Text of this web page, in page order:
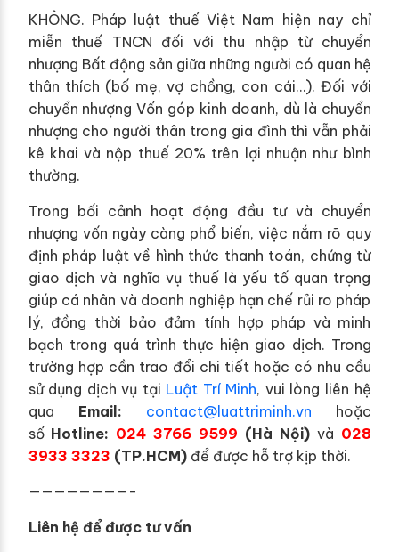
KHÔNG. Pháp luật thuế Việt Nam hiện nay chỉ
miễn thuế TNCN đối với thu nhập từ chuyển
nhượng Bất động sản giữa những người có quan hệ
thân thích (bố mẹ, vợ chồng, con cái…). Đối với
chuyển nhượng Vốn góp kinh doanh, dù là chuyển
nhượng cho người thân trong gia đình thì vẫn phải
kê khai và nộp thuế 20% trên lợi nhuận như bình
thường.
Trong bối cảnh hoạt động đầu tư và chuyển
nhượng vốn ngày càng phổ biến, việc nắm rõ quy
định pháp luật về hình thức thanh toán, chứng từ
giao dịch và nghĩa vụ thuế là yếu tố quan trọng
giúp cá nhân và doanh nghiệp hạn chế rủi ro pháp
lý, đồng thời bảo đảm tính hợp pháp và minh
bạch trong quá trình thực hiện giao dịch. Trong
trường hợp cần trao đổi chi tiết hoặc có nhu cầu
sử dụng dịch vụ tại Luật Trí Minh, vui lòng liên hệ
qua Email: contact@luattriminh.vn hoặc
số Hotline: 024 3766 9599 (Hà Nội) và 028
3933 3323 (TP.HCM)để được hỗ trợ kịp thời.
————————-
Liên hệ để được tư vấn